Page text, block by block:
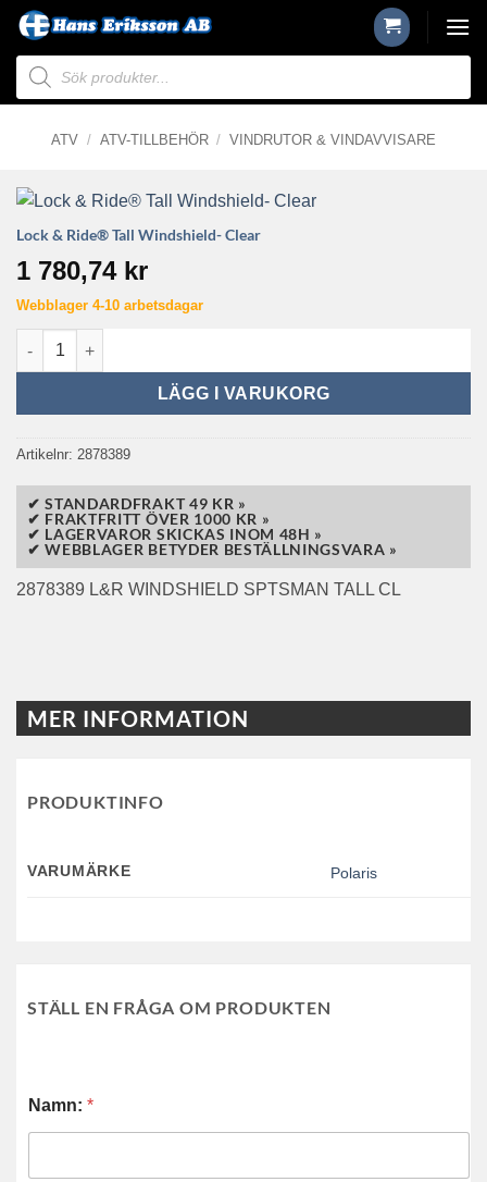
Skip
content
Produktsökning
ATV / ATV-TILLBEHÖR / VINDRUTOR & VINDAVVISARE
Lock & Ride® Tall Windshield- Clear
1 780,74 kr
Webblager 4-10 arbetsdagar
Lock & Ride® Tall Windshield- Clear mängd
LÄGG I VARUKORG
Artikelnr: 2878389
✔ STANDARDFRAKT 49 KR »
✔ FRAKTFRITT ÖVER 1000 KR »
✔ LAGERVAROR SKICKAS INOM 48H »
✔ WEBBLAGER BETYDER BESTÄLLNINGSVARA »
2878389 L&R WINDSHIELD SPTSMAN TALL CL
MER INFORMATION
PRODUKTINFO
VARUMÄRKE Polaris
STÄLL EN FRÅGA OM PRODUKTEN
Namn: *